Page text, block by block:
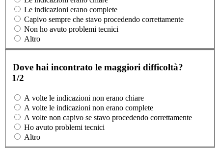
Le indicazioni erano complete
Capivo sempre che stavo procedendo correttamente
Non ho avuto problemi tecnici
Altro
Dove hai incontrato le maggiori difficoltà?
1/2
A volte le indicazioni non erano chiare
A volte le indicazioni non erano complete
A volte non capivo se stavo procedendo correttamente
Ho avuto problemi tecnici
Altro